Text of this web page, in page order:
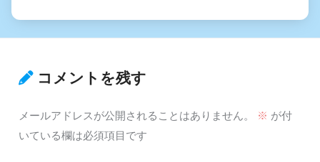
コメントを残す
メールアドレスが公開されることはありません。 ※ が付
いている欄は必須項目です